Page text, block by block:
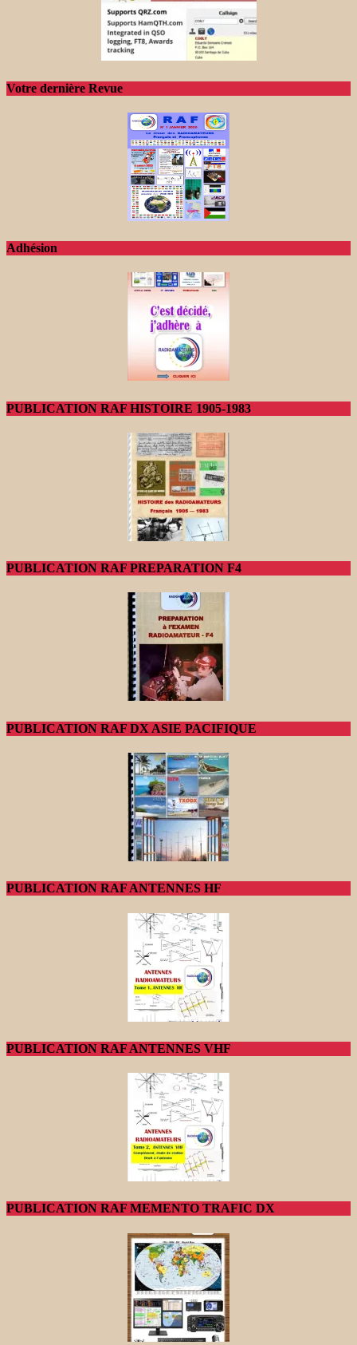
Votre dernière Revue
Adhésion
PUBLICATION RAF HISTOIRE 1905-1983
PUBLICATION RAF PREPARATION F4
PUBLICATION RAF DX ASIE PACIFIQUE
PUBLICATION RAF ANTENNES HF
PUBLICATION RAF ANTENNES VHF
PUBLICATION RAF MEMENTO TRAFIC DX